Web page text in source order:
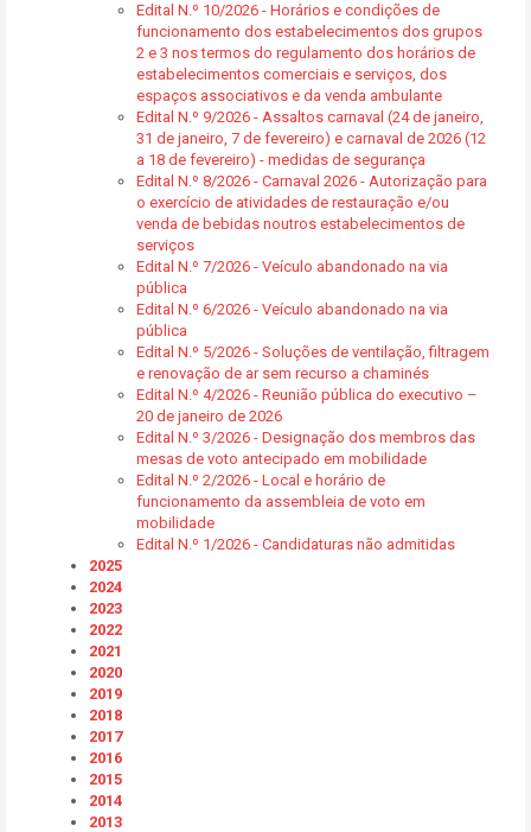
Edital N.º 10/2026 - Horários e condições de
funcionamento dos estabelecimentos dos grupos
2 e 3 nos termos do regulamento dos horários de
estabelecimentos comerciais e serviços, dos
espaços associativos e da venda ambulante
Edital N.º 9/2026 - Assaltos carnaval (24 de janeiro,
31 de janeiro, 7 de fevereiro) e carnaval de 2026 (12
a 18 de fevereiro) - medidas de segurança
Edital N.º 8/2026 - Carnaval 2026 - Autorização para
o exercício de atividades de restauração e/ou
venda de bebidas noutros estabelecimentos de
serviços
Edital N.º 7/2026 - Veículo abandonado na via
pública
Edital N.º 6/2026 - Veículo abandonado na via
pública
Edital N.º 5/2026 - Soluções de ventilação, filtragem
e renovação de ar sem recurso a chaminés
Edital N.º 4/2026 - Reunião pública do executivo –
20 de janeiro de 2026
Edital N.º 3/2026 - Designação dos membros das
mesas de voto antecipado em mobilidade
Edital N.º 2/2026 - Local e horário de
funcionamento da assembleia de voto em
mobilidade
Edital N.º 1/2026 - Candidaturas não admitidas
2025
2024
2023
2022
2021
2020
2019
2018
2017
2016
2015
2014
2013